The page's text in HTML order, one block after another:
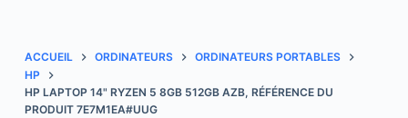
c
o
n
ACCUEIL ORDINATEURS
ORDINATEURS PORTABLES
HP
HP LAPTOP 14" RYZEN 5 8GB 512GB AZB, RÉFÉRENCE DU
PRODUIT 7E7M1EA#UUG